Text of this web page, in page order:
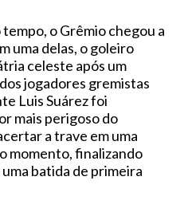
o Grêmio chegou a
uma delas, o goleiro
celeste após um
jogadores gremistas
Luis Suárez foi
mais perigoso do
a trave em uma
momento, finalizando
batida de primeira